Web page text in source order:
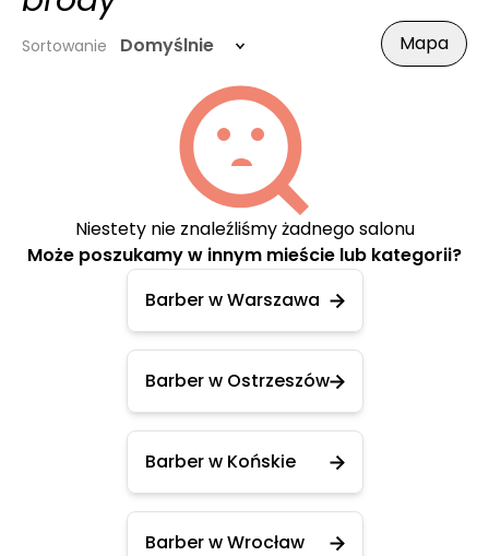
Sortowanie Domyślnie Mapa
Niestety nie znaleźliśmy żadnego salonu
Może poszukamy w innym mieście lub kategorii?
Barber w Warszawa
Barber w Ostrzeszów
Barber w Końskie
Barber w Wrocław